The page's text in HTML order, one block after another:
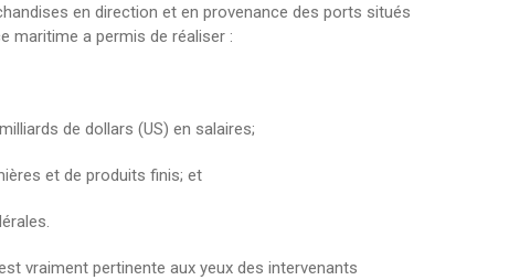
en direction et en provenance des ports situés
maritime a permis de réaliser :
de dollars (US) en salaires;
et de produits finis; et
vraiment pertinente aux yeux des intervenants